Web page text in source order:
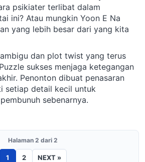
psikiater terlibat dalam
ini? Atau mungkin Yoon E Na
yang lebih besar dari yang kita
dan plot twist yang terus
sukses menjaga ketegangan
Penonton dibuat penasaran
setiap detail kecil untuk
sebenarnya.
Halaman 2 dari 2
1 2 NEXT »